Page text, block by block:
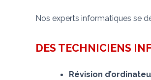
Nos experts informatiques se
DES TECHNICIENS
Révision